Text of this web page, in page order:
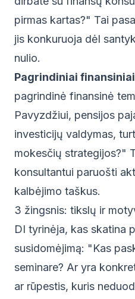
pirmas kartas?" Tai
jis konkuruoja dėl
nulio.
Pagrindiniai
pagrindinė finansinė
Pavyzdžiui, pensijos
investicijų valdymas,
mokesčių strategijos?"
konsultantui paruošti
kalbėjimo taškus.
3 žingsnis: tikslų ir
DI tyrinėja, kas skatina
susidomėjimą: "Kas
seminare? Ar yra
ar rūpestis, kuris